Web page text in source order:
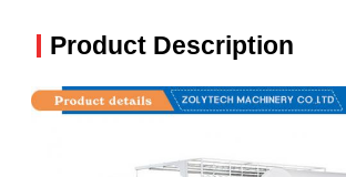
Product Description